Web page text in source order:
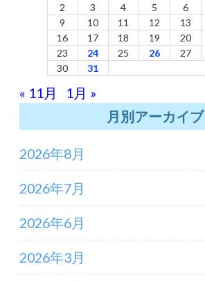
2
3 4 5 6
9
10 11 12 13
16
17 18 19 20
23
24 25 26 27
30
31
« 11月
1月 »
月別アーカイブ
2026年8月
2026年7月
2026年6月
2026年3月